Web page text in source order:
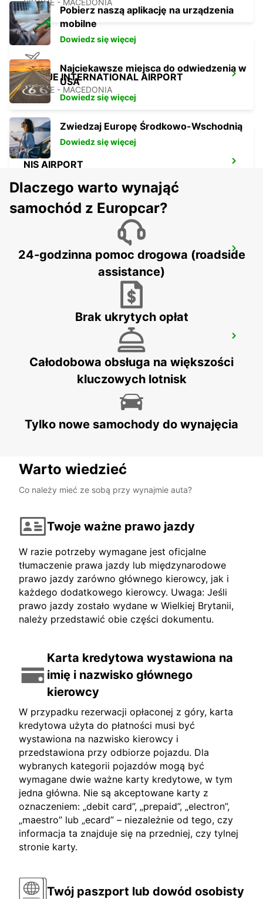
SKOPJE - MACEDONIA
SKOPJE INTERNATIONAL AIRPORT
SKOPJE - MACEDONIA
NIS AIRPORT
PODGORICA AIRPORT
PODGORICA - MONTENEGRO
PODGORICA - MONTENEGRO
Pobierz naszą aplikację na urządzenia
mobilne
Dowiedz się więcej
Najciekawsze miejsca do odwiedzenia w
USA
Dowiedz się więcej
Zwiedzaj Europę Środkowo-Wschodnią
Dowiedz się więcej
Dlaczego warto wynająć
samochód z Europcar?
24-godzinna pomoc drogowa (roadside
assistance)
Brak ukrytych opłat
Całodobowa obsługa na większości
kluczowych lotnisk
Tylko nowe samochody do wynajęcia
Warto wiedzieć
Co należy mieć ze sobą przy wynajmie auta?
Twoje ważne prawo jazdy
W razie potrzeby wymagane jest oficjalne
tłumaczenie prawa jazdy lub międzynarodowe
prawo jazdy zarówno głównego kierowcy, jak i
każdego dodatkowego kierowcy. Uwaga: Jeśli
prawo jazdy zostało wydane w Wielkiej Brytanii,
należy przedstawić obie części dokumentu.
Karta kredytowa wystawiona na
imię i nazwisko głównego
kierowcy
W przypadku rezerwacji opłaconej z góry, karta
kredytowa użyta do płatności musi być
wystawiona na nazwisko kierowcy i
przedstawiona przy odbiorze pojazdu. Dla
wybranych kategorii pojazdów mogą być
wymagane dwie ważne karty kredytowe, w tym
jedna główna. Nie są akceptowane karty z
oznaczeniem: „debit card”, „prepaid”, „electron”,
„maestro” lub „ecard” – niezależnie od tego, czy
informacja ta znajduje się na przedniej, czy tylnej
stronie karty.
Twój paszport lub dowód osobisty